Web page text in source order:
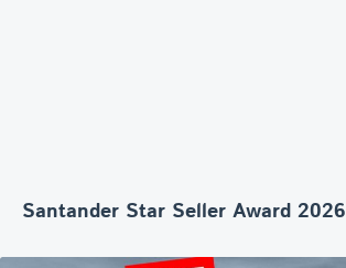
Santander Star Seller Award 2026